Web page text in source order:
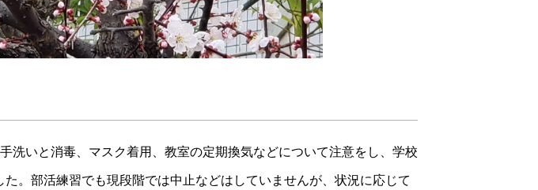
洗いと消毒、マスク着用、教室の定期換気などについて注意をし、学校
。部活練習でも現段階では中止などはしていませんが、状況に応じて